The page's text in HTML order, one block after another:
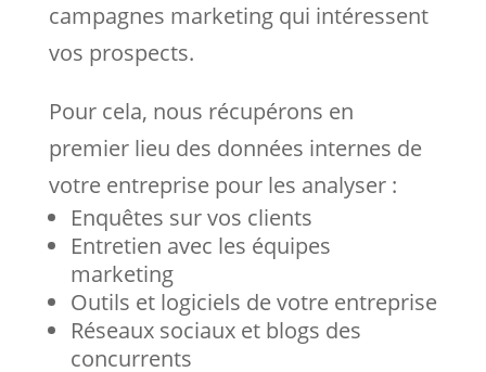
campagnes marketing qui intéressent
vos prospects.
Pour cela, nous récupérons en
premier lieu des données internes de
votre entreprise pour les analyser :
Enquêtes sur vos clients
Entretien avec les équipes
marketing
Outils et logiciels de votre entreprise
Réseaux sociaux et blogs des
concurrents